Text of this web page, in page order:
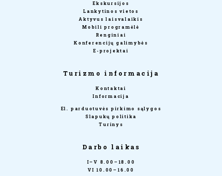
Ekskursijos
Lankytinos vietos
Aktyvus laisvalaikis
Mobili programėlė
Renginiai
Konferencijų galimybės
E-projektai
Turizmo informacija
Kontaktai
Informacija
El. parduotuvės pirkimo sąlygos
Slapukų politika
Turinys
Darbo laikas
I–V 8.00–18.00
VI 10.00–16.00